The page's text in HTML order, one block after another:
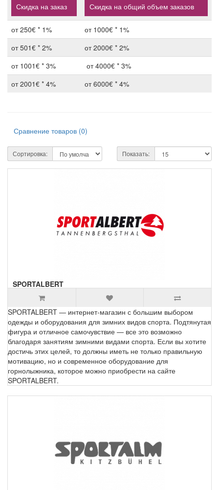
Скидка на заказ
Скидка на общий объем заказов
от 250€ * 1%
от 1000€ * 1%
от 501€ * 2%
от 2000€ * 2%
от 1001€ * 3%
от 4000€ * 3%
от 2001€ * 4%
от 6000€ * 4%
Сравнение товаров (0)
Сортировка: Показать:
SPORTALBERT
SPORTALBERT — интернет-магазин с большим выбором
одежды и оборудования для зимних видов спорта. Подтянутая
фигура и отличное самочувствие — все это возможно
благодаря занятиям зимними видами спорта. Если вы хотите
достичь этих целей, то должны иметь не только правильную
мотивацию, но и современное оборудование для
горнолыжника, которое можно приобрести на сайте
SPORTALBERT.